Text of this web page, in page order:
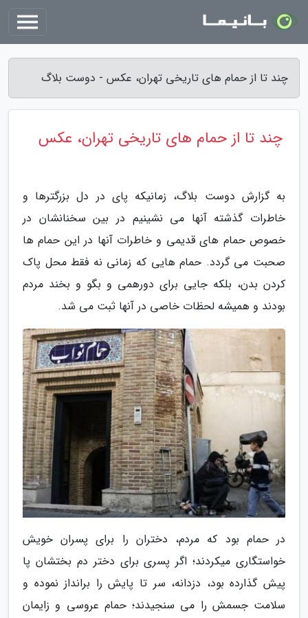
چند تا از حمام های تاریخی تهران، عکس - دوست بلاگ
چند تا از حمام های تاریخی تهران، عکس
به گزارش دوست بلاگ، زمانیکه پای در دل بزرگترها و
خاطرات گذشته آنها می نشینیم در بین سخنانشان در
خصوص حمام های قدیمی و خاطرات آنها در این حمام ها
صحبت می گردد. حمام هایی که زمانی نه فقط محل پاک
کردن بدن، بلکه جایی برای دورهمی و بگو و بخند مردم
بودند و همیشه لحظات خاصی در آنها ثبت می شد.
در حمام بود که مردم، دختران را برای پسران خویش
خواستگاری میکردند؛ اگر پسری برای دختر دم بختشان پا
پیش گذارده بود، دزدانه، سر تا پایش را برانداز نموده و
سلامت جسمش را می سنجیدند؛ حمام عروسی و زایمان